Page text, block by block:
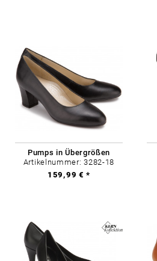
Pumps in Übergrößen
Artikelnummer: 3282-18
159,99 € *